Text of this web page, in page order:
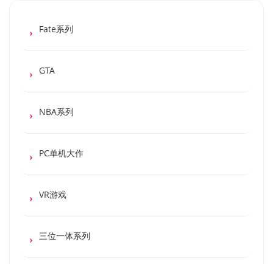
Fate系列
GTA
NBA系列
PC单机大作
VR游戏
三位一体系列